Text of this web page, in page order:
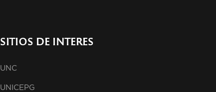
SITIOS DE INTERES
UNC
UNICEPG